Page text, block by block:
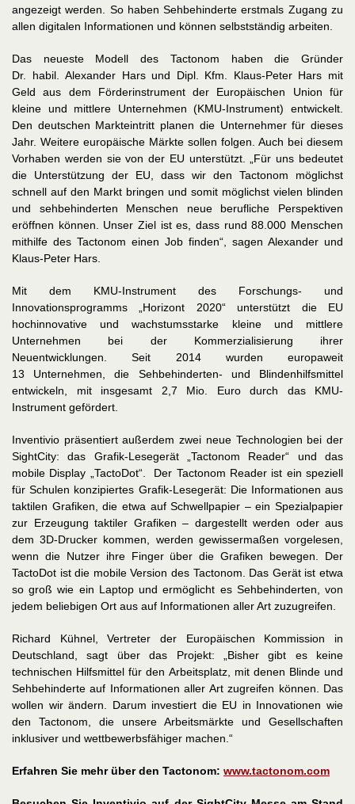
angezeigt werden. So haben Sehbehinderte erstmals Zugang zu
allen digitalen Informationen und können selbstständig arbeiten.
Das neueste Modell des Tactonom haben die Gründer
Dr. habil. Alexander Hars und Dipl. Kfm. Klaus-Peter Hars mit
Geld aus dem Förderinstrument der Europäischen Union für
kleine und mittlere Unternehmen (KMU-Instrument) entwickelt.
Den deutschen Markteintritt planen die Unternehmer für dieses
Jahr. Weitere europäische Märkte sollen folgen. Auch bei diesem
Vorhaben werden sie von der EU unterstützt. „Für uns bedeutet
die Unterstützung der EU, dass wir den Tactonom möglichst
schnell auf den Markt bringen und somit möglichst vielen blinden
und sehbehinderten Menschen neue berufliche Perspektiven
eröffnen können. Unser Ziel ist es, dass rund 88.000 Menschen
mithilfe des Tactonom einen Job finden“, sagen Alexander und
Klaus-Peter Hars.
Mit dem KMU-Instrument des Forschungs- und
Innovationsprogramms „Horizont 2020“ unterstützt die EU
hochinnovative und wachstumsstarke kleine und mittlere
Unternehmen bei der Kommerzialisierung ihrer
Neuentwicklungen. Seit 2014 wurden europaweit
13 Unternehmen, die Sehbehinderten- und Blindenhilfsmittel
entwickeln, mit insgesamt 2,7 Mio. Euro durch das KMU-
Instrument gefördert.
Inventivio präsentiert außerdem zwei neue Technologien bei der
SightCity: das Grafik-Lesegerät „Tactonom Reader“ und das
mobile Display „TactoDot“. Der Tactonom Reader ist ein speziell
für Schulen konzipiertes Grafik-Lesegerät: Die Informationen aus
taktilen Grafiken, die etwa auf Schwellpapier – ein Spezialpapier
zur Erzeugung taktiler Grafiken – dargestellt werden oder aus
dem 3D-Drucker kommen, werden gewissermaßen vorgelesen,
wenn die Nutzer ihre Finger über die Grafiken bewegen. Der
TactoDot ist die mobile Version des Tactonom. Das Gerät ist etwa
so groß wie ein Laptop und ermöglicht es Sehbehinderten, von
jedem beliebigen Ort aus auf Informationen aller Art zuzugreifen.
Richard Kühnel, Vertreter der Europäischen Kommission in
Deutschland, sagt über das Projekt: „Bisher gibt es keine
technischen Hilfsmittel für den Arbeitsplatz, mit denen Blinde und
Sehbehinderte auf Informationen aller Art zugreifen können. Das
wollen wir ändern. Darum investiert die EU in Innovationen wie
den Tactonom, die unsere Arbeitsmärkte und Gesellschaften
inklusiver und wettbewerbsfähiger machen.“
Erfahren Sie mehr über den Tactonom: www.tactonom.com